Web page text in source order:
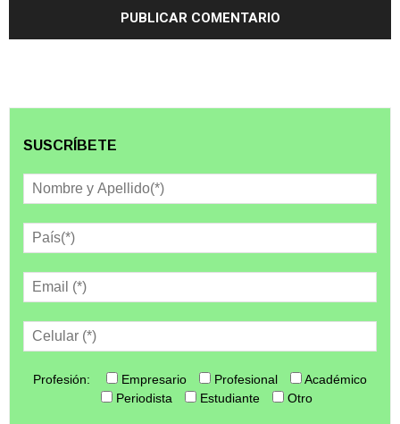
SUSCRÍBETE
Profesión: Empresario Profesional
Académico
Periodista
Estudiante Otro